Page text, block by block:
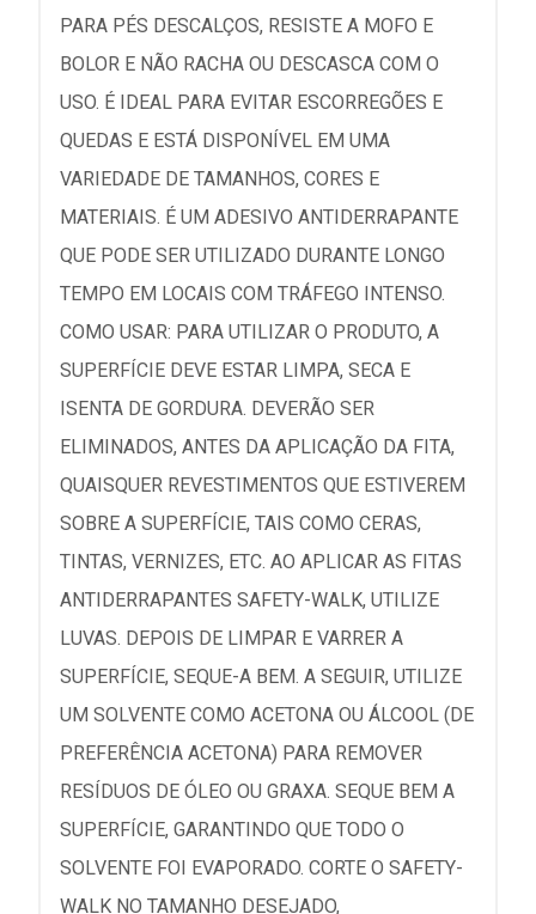
PARA PÉS DESCALÇOS, RESISTE A MOFO E
BOLOR E NÃO RACHA OU DESCASCA COM O
USO. É IDEAL PARA EVITAR ESCORREGÕES E
QUEDAS E ESTÁ DISPONÍVEL EM UMA
VARIEDADE DE TAMANHOS, CORES E
MATERIAIS. É UM ADESIVO ANTIDERRAPANTE
QUE PODE SER UTILIZADO DURANTE LONGO
TEMPO EM LOCAIS COM TRÁFEGO INTENSO.
COMO USAR: PARA UTILIZAR O PRODUTO, A
SUPERFÍCIE DEVE ESTAR LIMPA, SECA E
ISENTA DE GORDURA. DEVERÃO SER
ELIMINADOS, ANTES DA APLICAÇÃO DA FITA,
QUAISQUER REVESTIMENTOS QUE ESTIVEREM
SOBRE A SUPERFÍCIE, TAIS COMO CERAS,
TINTAS, VERNIZES, ETC. AO APLICAR AS FITAS
ANTIDERRAPANTES SAFETY-WALK, UTILIZE
LUVAS. DEPOIS DE LIMPAR E VARRER A
SUPERFÍCIE, SEQUE-A BEM. A SEGUIR, UTILIZE
UM SOLVENTE COMO ACETONA OU ÁLCOOL (DE
PREFERÊNCIA ACETONA) PARA REMOVER
RESÍDUOS DE ÓLEO OU GRAXA. SEQUE BEM A
SUPERFÍCIE, GARANTINDO QUE TODO O
SOLVENTE FOI EVAPORADO. CORTE O SAFETY-
WALK NO TAMANHO DESEJADO,